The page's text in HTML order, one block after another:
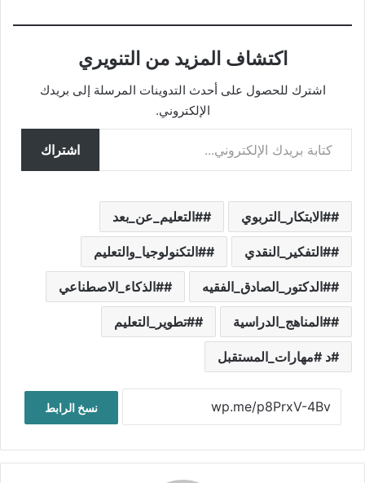
اكتشاف المزيد من التنويري
اشترك للحصول على أحدث التدوينات المرسلة إلى بريدك
الإلكتروني.
كتابة بريدك الإلكتروني...
اشتراك
#الابتكار_التربوي #التعليم_عن_بعد
#التفكير_النقدي #التكنولوجيا_والتعليم
#الدكتور_الصادق_الفقيه #الذكاء_الاصطناعي
#المناهج_الدراسية #تطوير_التعليم
د #مهارات_المستقبل
نسخ الرابط